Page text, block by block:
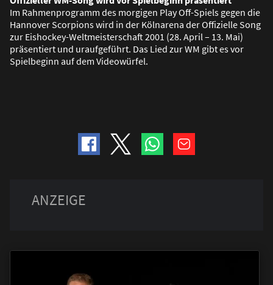
Im Rahmenprogramm des morgigen Play Off-Spiels gegen die
Hannover Scorpions wird in der Kölnarena der Offizielle Song
zur Eishockey-Weltmeisterschaft 2001 (28. April – 13. Mai)
präsentiert und uraufgeführt. Das Lied zur WM gibt es vor
Spielbeginn auf dem Videowürfel.